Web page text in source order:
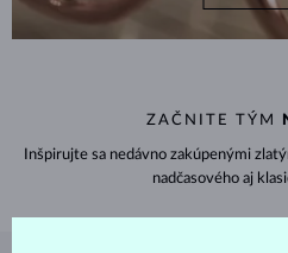
ZAČNITE TÝM
Inšpirujte sa nedávno zakúpenými
nadčasového aj